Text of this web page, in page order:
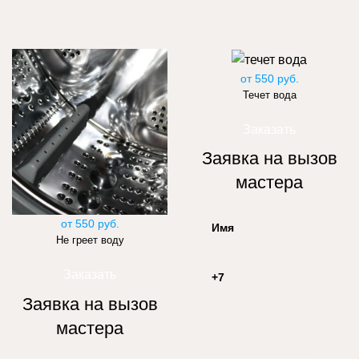
от 550 руб.
Не греет воду
Заявка на вызов
мастера
от 550 руб.
Течет вода
Заявка на вызов
мастера